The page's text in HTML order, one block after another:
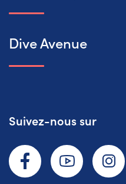
Dive Avenue
Suivez-nous sur